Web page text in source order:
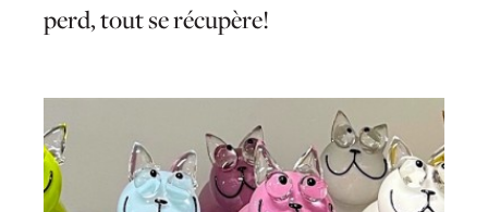
perd, tout se récupère!